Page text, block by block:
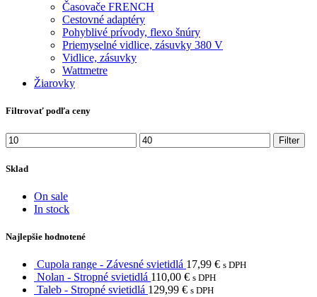
Časovače FRENCH
Cestovné adaptéry
Pohyblivé prívody, flexo šnúry
Priemyselné vidlice, zásuvky 380 V
Vidlice, zásuvky
Wattmetre
Žiarovky
Filtrovať podľa ceny
Min
price
Max
price
Filter
Sklad
On sale
In stock
Najlepšie hodnotené
Cupola range - Závesné svietidlá 17,99 € s DPH
Nolan - Stropné svietidlá 110,00 € s DPH
Taleb - Stropné svietidlá 129,99 € s DPH